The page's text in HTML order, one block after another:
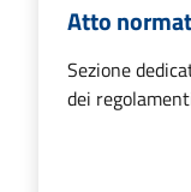
Atto
Sezione
dei